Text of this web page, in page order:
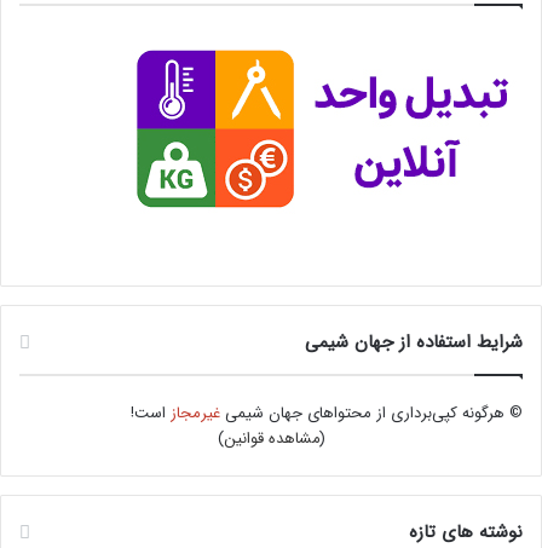
شرایط استفاده از جهان شیمی
© هرگونه کپی‌برداری از محتواهای جهان شیمیغیرمجاز است!
(مشاهده قوانین)
نوشته های تازه